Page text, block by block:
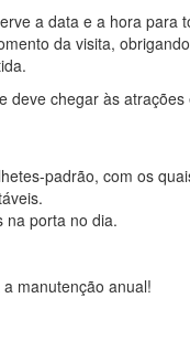
a data e a hora
da visita,
deve chegar às
padrão, com os
na porta no dia.
manutenção anual!